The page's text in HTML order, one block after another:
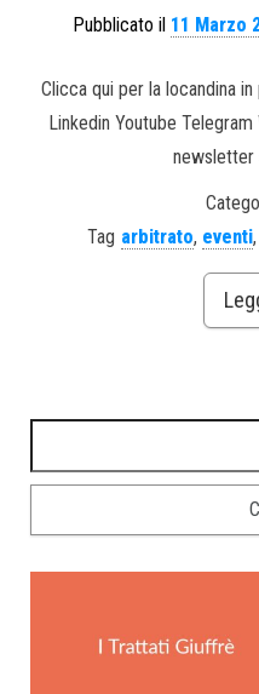
Pubblicato il 11 Marzo
Clicca qui per la locandina
Linkedin Youtube Telegram
newsletter
Tag arbitrato, eventi,